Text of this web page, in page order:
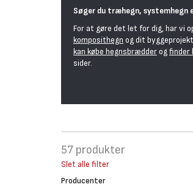
Søger du træhegn, systemhegn
For at gøre det let for dig, har vi
komposithegn og dit
kan købe hegnsbrædderogfinder
sider.
57 produkter
Slet alle filter
Producenter